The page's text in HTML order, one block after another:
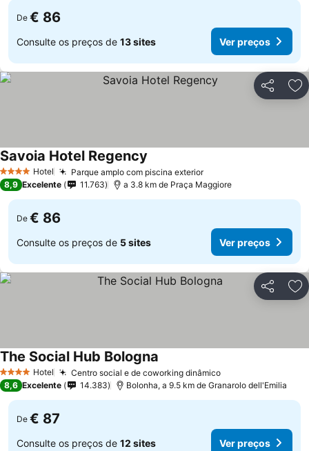
De € 86
Consulte os preços de 13 sites Ver preços
Partilhar
4 EstrelasHotel Parque amplo com piscina exteriorVer preços
Savoia Hotel Regency
8,9 Excelente 11.763 a 3.8 km de Praça Maggiore
De € 86
Consulte os preços de 5 sites Ver preços
Partilhar
4 EstrelasHotel Centro social e de coworking dinâmicoVer preços
The Social Hub Bologna
8,6 Excelente 14.383 Bolonha, a 9.5 km de Granarolo dell'Emilia
De € 87
Consulte os preços de 12 sites Ver preços